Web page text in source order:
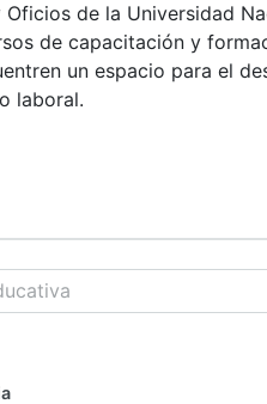
Oficios de la Universidad
de capacitación y
un espacio para el
laboral.